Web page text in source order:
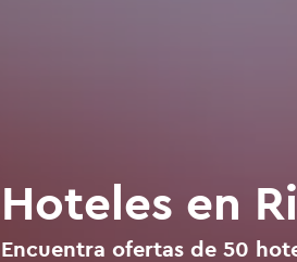
Hoteles en
Encuentra ofertas de 50